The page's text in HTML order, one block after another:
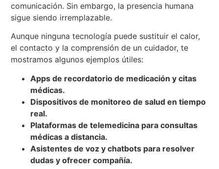
comunicación. Sin embargo, la presencia humana
sigue siendo irremplazable.
Aunque ninguna tecnología puede sustituir el calor,
el contacto y la comprensión de un cuidador, te
mostramos algunos ejemplos útiles:
Apps de recordatorio de medicación y citas
médicas.
Dispositivos de monitoreo de salud en tiempo
real.
Plataformas de telemedicina para consultas
médicas a distancia.
Asistentes de voz y chatbots para resolver
dudas y ofrecer compañía.